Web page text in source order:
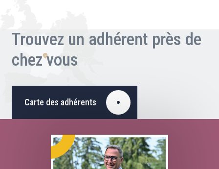
Trouvez un adhérent près de
chez vous
Carte des adhérents